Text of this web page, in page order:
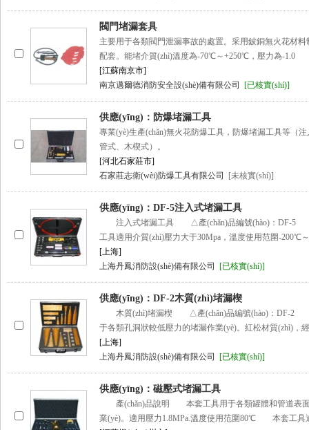
閥門堵漏套具
主要用于各類閥門泄漏事故的處置。采用鈹銅無火花材
配套。能堵介質(zhì)溫度為-70℃～+250℃，壓力為-1.0
[江蘇南京市]
南京邁爾德消防安全設(shè)備有限公司
[已核實(shí)]
供應(yīng)：防爆堵漏工具
專業(yè)生產(chǎn)無火花防爆工具，防爆堵漏工具等（
管式、木楔式）。
[河北石家莊市]
石家莊志衛(wèi)防爆工具有限公司
[未核實(shí)]
供應(yīng)：DF-5注入式堵漏工具
注入式堵漏工具 △產(chǎn)品編號(hào)：DF-
工具適用介質(zhì)壓力大于30Mpa，溫度使用范圍-200℃
[上海]
上海丹鳳消防設(shè)備有限公司
[已核實(shí)]
供應(yīng)：DF-2木質(zhì)堵漏楔
木質(zhì)堵漏楔 △產(chǎn)品編號(hào)：DF-2
于各類孔洞狀較低壓力的堵漏作業(yè)。紅松材質(zhì)
[上海]
上海丹鳳消防設(shè)備有限公司
[已核實(shí)]
供應(yīng)：磁壓式堵漏工具
產(chǎn)品說明 本套工具用于各類罐體和管道表面
業(yè)。適用壓力1.8MPa.溫度使用范圍80℃ 本套工具